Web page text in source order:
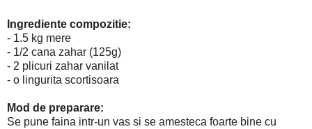
Ingrediente compozitie:
- 1.5 kg mere
- 1/2 cana zahar (125g)
- 2 plicuri zahar vanilat
- o lingurita scortisoara
Mod de preparare:
Se pune faina intr-un vas si se amesteca foarte bine cu